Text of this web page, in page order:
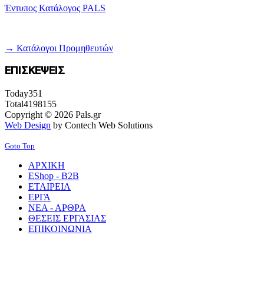
Έντυπος Κατάλογος PALS
→ Κατάλογοι Προμηθευτών
ΕΠΙΣΚΕΨΕΙΣ
Today351
Total4198155
Copyright © 2026 Pals.gr
Web Design by Contech Web Solutions
Goto Top
ΑΡΧΙΚΗ
EShop - B2B
ΕΤΑΙΡΕΙΑ
ΕΡΓΑ
ΝΕΑ - ΑΡΘΡΑ
ΘΕΣΕΙΣ ΕΡΓΑΣΙΑΣ
ΕΠΙΚΟΙΝΩΝΙΑ